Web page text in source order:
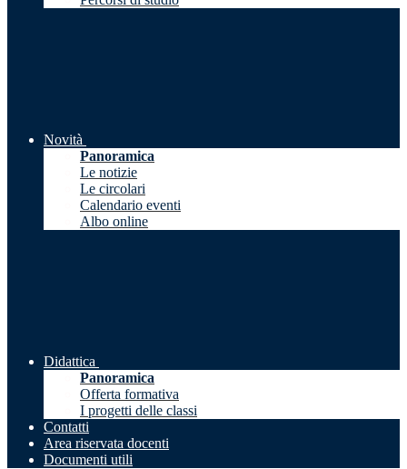
Novità
Panoramica
Le notizie
Le circolari
Calendario eventi
Albo online
Didattica
Panoramica
Offerta formativa
I progetti delle classi
Contatti
Area riservata docenti
Documenti utili